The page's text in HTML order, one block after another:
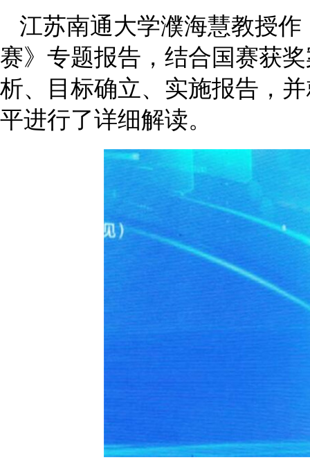
江苏南通大学濮海慧教授
赛》专题报告，结合国赛获
析、目标确立、实施报告，
平进行了详细解读。